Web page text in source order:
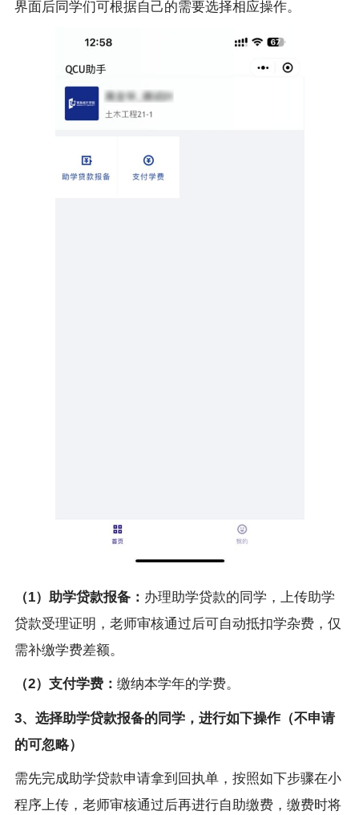
界面后同学们可根据自己的需要选择相应操作。
（1）助学贷款报备： 办理助学贷款的同学，上传助学
贷款受理证明，老师审核通过后可自动抵扣学杂费，仅
需补缴学费差额。
（2）支付学费： 缴纳本学年的学费。
3、选择助学贷款报备的同学，进行如下操作（不申请
的可忽略）
需先完成助学贷款申请拿到回执单，按照如下步骤在小
程序上传，老师审核通过后再进行自助缴费，缴费时将